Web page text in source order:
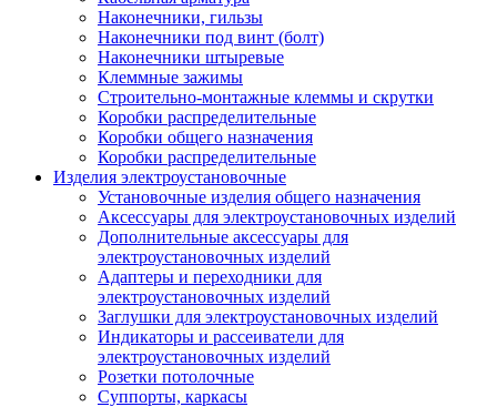
Наконечники, гильзы
Наконечники под винт (болт)
Наконечники штыревые
Клеммные зажимы
Строительно-монтажные клеммы и скрутки
Коробки распределительные
Коробки общего назначения
Коробки распределительные
Изделия электроустановочные
Установочные изделия общего назначения
Аксессуары для электроустановочных изделий
Дополнительные аксессуары для
электроустановочных изделий
Адаптеры и переходники для
электроустановочных изделий
Заглушки для электроустановочных изделий
Индикаторы и рассеиватели для
электроустановочных изделий
Розетки потолочные
Суппорты, каркасы